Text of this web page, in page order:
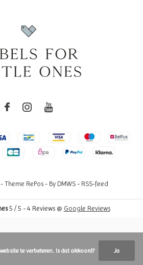
- Theme RePos - By DMWS - RSS-feed
5 / 5 - 4 Reviews @ Google Reviews
te verbeteren. Is dat akkoord? Ja